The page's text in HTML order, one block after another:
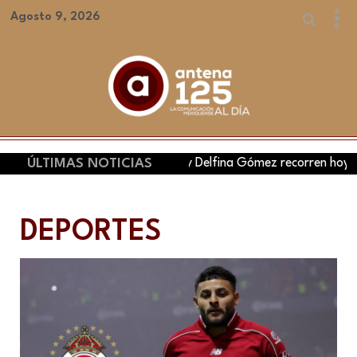
Agosto 9, 2026
ÚLTIMAS NOTICIAS
Claudia Sheinbaum y Delfina Gómez recorren hoy tres
DEPORTES